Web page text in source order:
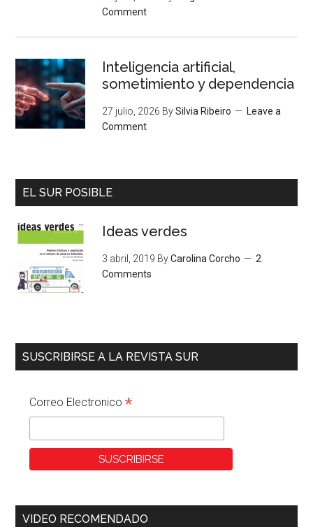
Comment
Inteligencia artificial,
sometimiento y dependencia
27 julio, 2026 BySilvia Ribeiro
Leave a
Comment
EL SUR POSIBLE
Ideas verdes
3 abril, 2019 ByCarolina Corcho
2
Comments
SUSCRIBIRSE A LA REVISTA SUR
Correo Electronico*
VIDEO RECOMENDADO